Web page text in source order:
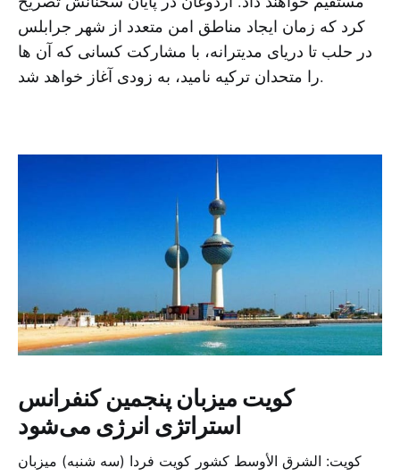
کرد که زمان ایجاد مناطق امن متعدد از شهر جرابلس
در حلب تا دریای مدیترانه، با مشارکت کسانی که آن ها
را متحدان ترکیه نامید، به زودی آغاز خواهد شد.
کویت میزبان پنجمین کنفرانس
استراتژی انرژی می‌شود
کویت: الشرق الأوسط کشور کویت فردا (سه شنبه) میزبان